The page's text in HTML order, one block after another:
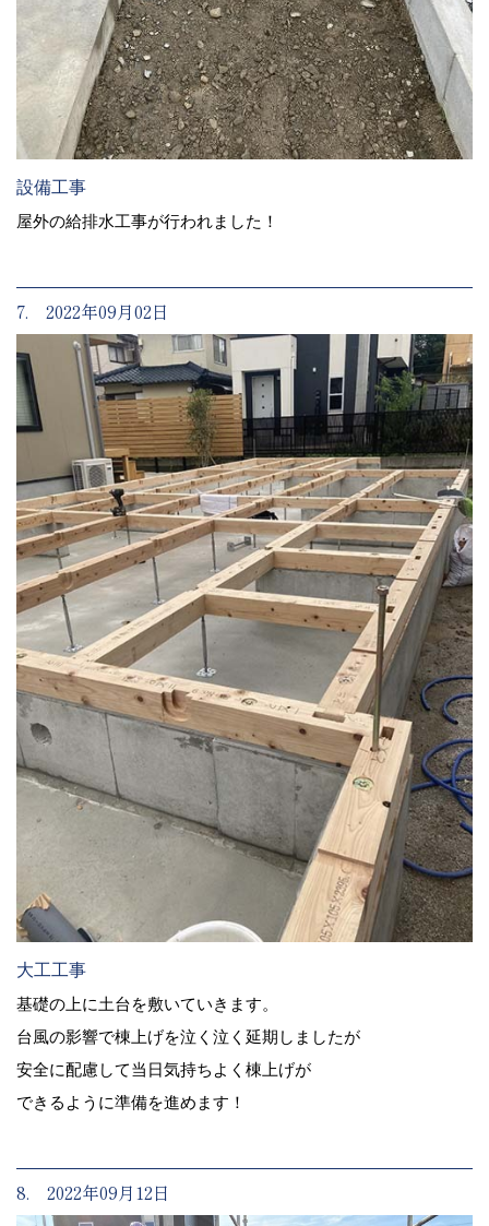
設備工事
屋外の給排水工事が行われました！
7. 2022年09月02日
大工工事
基礎の上に土台を敷いていきます。
台風の影響で棟上げを泣く泣く延期しましたが
安全に配慮して当日気持ちよく棟上げが
できるように準備を進めます！
8. 2022年09月12日